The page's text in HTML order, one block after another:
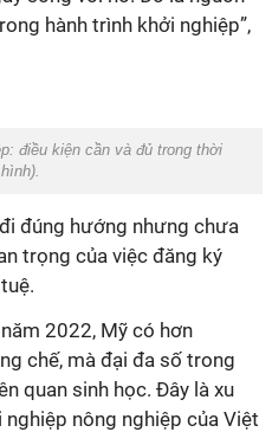
hành trình khởi nghiệp”,
điều kiện cần và đủ trong thời
).
đúng hướng nhưng chưa
trọng của việc đăng ký
2022, Mỹ có hơn
chế, mà đại đa số trong
quan sinh học. Đây là xu
nông nghiệp của Việt